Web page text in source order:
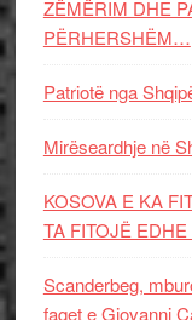
ZËMËRIM DHE
PËRHERSHËM…
Patriotë nga
Mirëseardhje në
KOSOVA E KA
TA FITOJË
Scanderbeg,
faqet e Giovanni